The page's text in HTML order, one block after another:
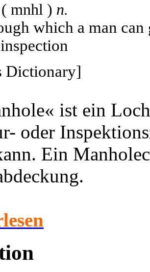
( mnhl ) n.
which a man
Dictionary]
ist ein
oder
Ein